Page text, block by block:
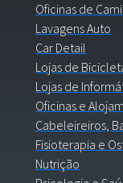
Oficinas de
Lavagens Auto
Car Detail
Lojas de
Lojas de
Oficinas e
Cabeleireiros,
Fisioterapia e
Nutrição